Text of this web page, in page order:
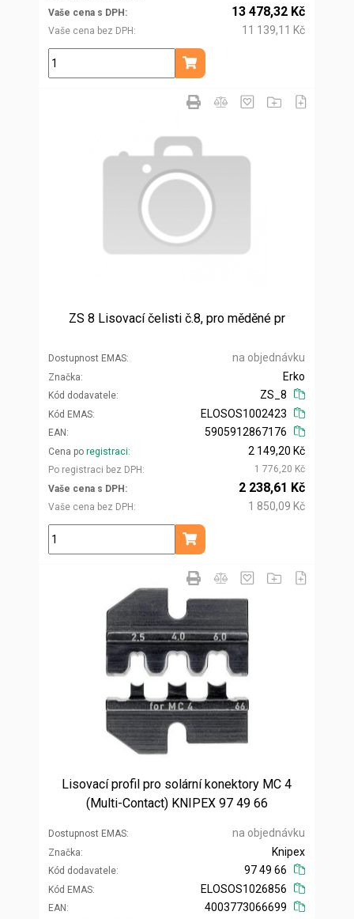
Vaše cena s DPH
Vaše cena bez DPH
13 478,32 Kč
11 139,11 Kč
ks
Přidat do košíku
ZS 8 Lisovací čelisti č.8, pro měděné pr
Dostupnost EMAS na objednávku
Značka
Kód dodavatele
Erko
ZS_8
Kód EMAS
EAN
ELOSOS1002423
5905912867176
Cena po registraci
Po registraci bez DPH
2 149,20 Kč
1 776,20 Kč
Vaše cena s DPH
Vaše cena bez DPH
2 238,61 Kč
1 850,09 Kč
ks
Přidat do košíku
Lisovací profil pro solární konektory MC 4
(Multi-Contact) KNIPEX 97 49 66
Dostupnost EMAS na objednávku
Značka
Kód dodavatele
Knipex
97 49 66
Kód EMAS
EAN
ELOSOS1026856
4003773066699